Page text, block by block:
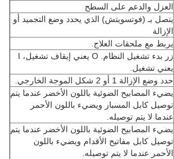
العزل والدعم على السطح
يتصل بـ (فوتسويتش) الذي يحدد وضع التجميد أو
الإزالة
يربط مع ملحقات العلاج.
زر بدء تشغيل النظام. O يعني إيقاف تشغيل، I
يعني تشغيل.
حدد وضع الإزالة 1 أو 2 شكل الموجة الخارجي.
يضيء المصابيح الضوئية باللون الأخضر عندما يتم
توصيل كابل المسبار ويضيء باللون الأحمر
عندما لا يتم توصيله.
يضيء المصابيح الضوئية باللون الأخضر عندما يتم
توصيل كابل مفاتيح الأقدام ويضيء باللون
الأحمر عندما لا يتم توصيله.